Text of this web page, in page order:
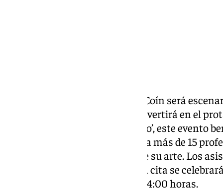
Este domingo 29 de diciembre, Coín será
donde el jamón y el toreo se convertirá en el
nombre ‘De toros, jamón y queso’, este evento
Ayuntamiento de Coín, reunirá a más de 15
que ofrecerán una exhibición de su arte. Los
jamón a un precio de 5 euros. La cita se
plaza de la Alameda de 11:00 a 14:00 horas.